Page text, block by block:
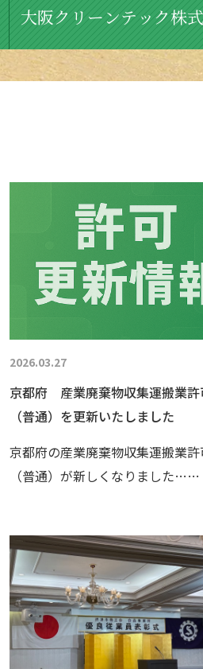
大阪クリーンテック株
2026.03.27
京都府 産業廃棄物収集運搬業許
（普通）を更新いたしました
京都府の産業廃棄物収集運搬業
（普通）が新しくなりました……